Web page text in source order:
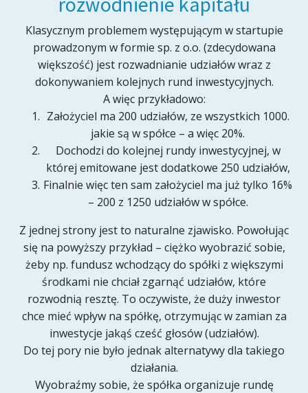
Klasycznym problemem występującym w startupie
prowadzonym w formie sp. z o.o. (zdecydowana
większość) jest rozwadnianie udziałów wraz z
dokonywaniem kolejnych rund inwestycyjnych.
A więc przykładowo:
Założyciel ma 200 udziałów, ze wszystkich 1000.
jakie są w spółce – a więc 20%.
Dochodzi do kolejnej rundy inwestycyjnej, w
której emitowane jest dodatkowe 250 udziałów,
Finalnie więc ten sam założyciel ma już tylko 16%
– 200 z 1250 udziałów w spółce.
Z jednej strony jest to naturalne zjawisko. Powołując
się na powyższy przykład – ciężko wyobrazić sobie,
żeby np. fundusz wchodzący do spółki z większymi
środkami nie chciał zgarnąć udziałów, które
rozwodnią resztę. To oczywiste, że duży inwestor
chce mieć wpływ na spółkę, otrzymując w zamian za
inwestycje jakąś cześć głosów (udziałów).
Do tej pory nie było jednak alternatywy dla takiego
działania.
Wyobraźmy sobie, że spółka organizuje rundę